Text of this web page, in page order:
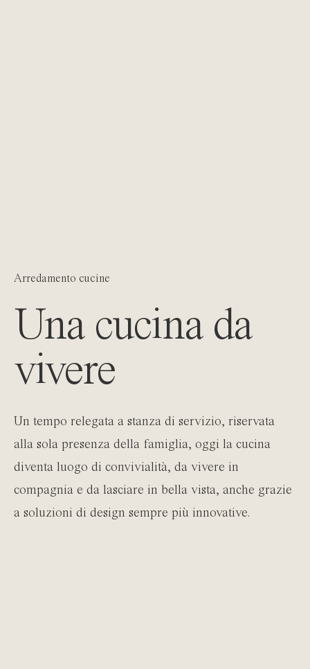
Arredamento cucine
Una cucina da
vivere
Un tempo relegata a stanza di servizio, riservata
alla sola presenza della famiglia, oggi la cucina
diventa luogo di convivialità, da vivere in
compagnia e da lasciare in bella vista, anche grazie
a soluzioni di design sempre più innovative.